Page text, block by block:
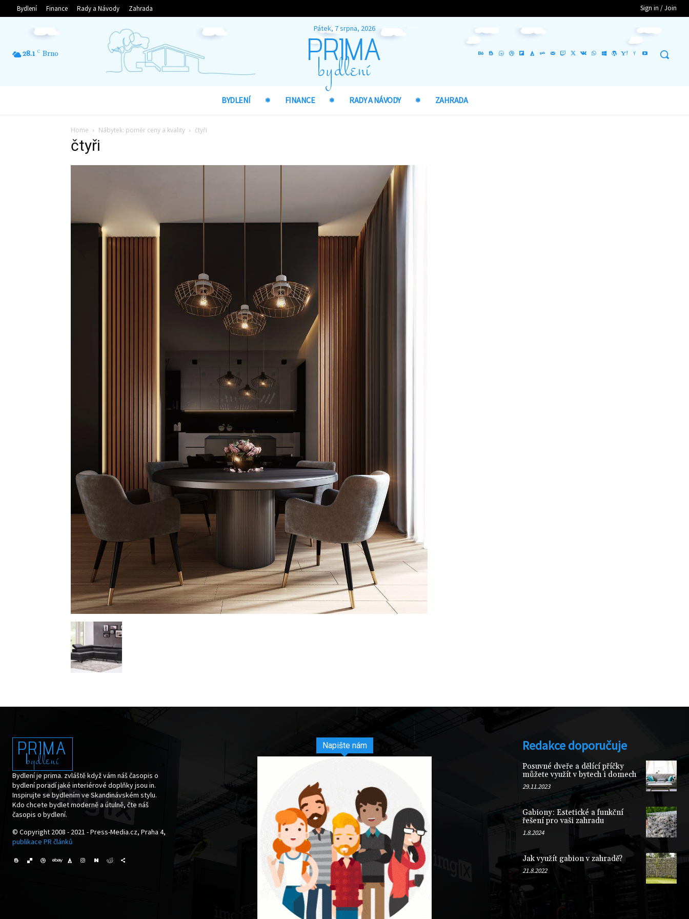
Bydlení Finance Rady a Návody Zahrada Sign in / Join
28.1 C Brno
Pátek, 7 srpna, 2026
PRIMA
bydlení
BYDLENÍ FINANCE RADY A NÁVODY ZAHRADA
Home Nábytek: poměr ceny a kvality čtyři
čtyři
PRIMA
bydlení
Bydlení je prima. zvláště když vám náš časopis o
bydlení poradí jaké interiérové doplňky jsou in.
Inspirujte se bydlením ve Skandinávském stylu.
Kdo chcete bydlet moderně a útulně, čte náš
časopis o bydlení.
© Copyright 2008 - 2021 - Press-Media.cz, Praha 4,
publikace PR článků
Napište nám Redakce doporučuje
Posuvné dveře a dělící příčky
můžete využít v bytech i domech
29.11.2023
Gabiony: Estetické a funkční
řešení pro vaši zahradu
1.8.2024
Jak využít gabion v zahradě?
21.8.2022